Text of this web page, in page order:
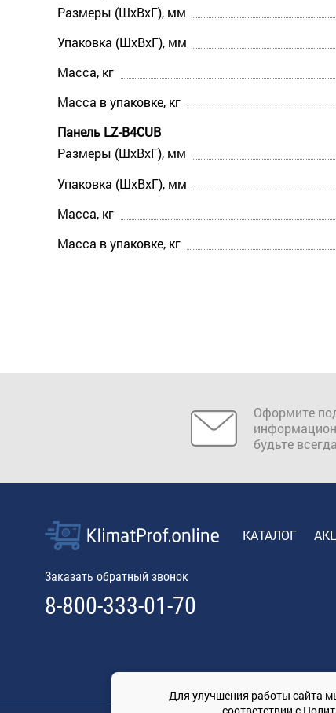
Размеры (ШхВхГ), мм
Упаковка (ШхВхГ), мм
Масса, кг
Масса в упаковке, кг
Панель LZ-B4CUB
Размеры (ШхВхГ), мм
Упаковка (ШхВхГ), мм
Масса, кг
Масса в упаковке, кг
Оформите
будьте
КАТАЛОГ
Заказать обратный звонок
8-800-333-01-70
Для улучшения работы сайта